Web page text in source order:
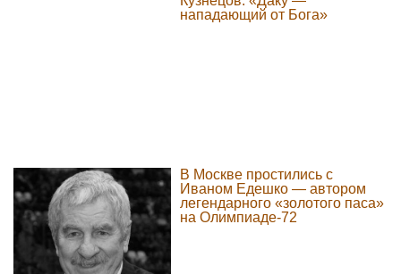
нападающий от Бога»
В Москве простились с
Иваном Едешко — автором
легендарного «золотого паса»
на Олимпиаде-72